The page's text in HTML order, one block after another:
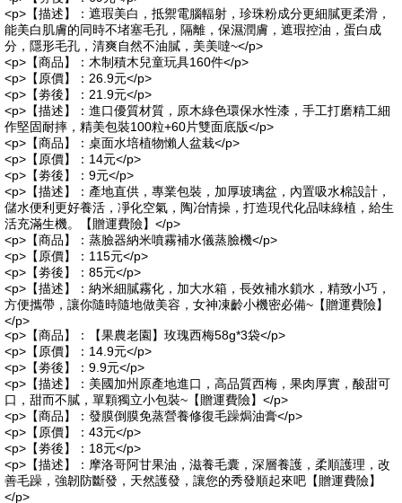
<p>【描述】：遮瑕美白，抵禦電腦輻射，珍珠粉成分更細膩更柔滑，
能美白肌膚的同時不堵塞毛孔，隔離，保濕潤膚，遮瑕控油，蛋白成
分，隱形毛孔，清爽自然不油膩，美美噠~</p>
<p>【商品】：木制積木兒童玩具160件</p>
<p>【原價】：26.9元</p>
<p>【劵後】：21.9元</p>
<p>【描述】：進口優質材質，原木綠色環保水性漆，手工打磨精工細
作堅固耐摔，精美包裝100粒+60片雙面底版</p>
<p>【商品】：桌面水培植物懶人盆栽</p>
<p>【原價】：14元</p>
<p>【劵後】：9元</p>
<p>【描述】：產地直供，專業包裝，加厚玻璃盆，內置吸水棉設計，
儲水便利更好養活，凈化空氣，陶冶情操，打造現代化品味綠植，給生
活充滿生機。【贈運費險】</p>
<p>【商品】：蒸臉器納米噴霧補水儀蒸臉機</p>
<p>【原價】：115元</p>
<p>【劵後】：85元</p>
<p>【描述】：納米細膩霧化，加大水箱，長效補水鎖水，精致小巧，
方便攜帶，讓你隨時隨地做美容，女神凍齡小機密必備~【贈運費險】
</p>
<p>【商品】：【果農老園】玫瑰西梅58g*3袋</p>
<p>【原價】：14.9元</p>
<p>【劵後】：9.9元</p>
<p>【描述】：美國加州原產地進口，高品質西梅，果肉厚實，酸甜可
口，甜而不膩，單顆獨立小包裝~【贈運費險】</p>
<p>【商品】：發膜倒膜免蒸營養修復毛躁焗油膏</p>
<p>【原價】：43元</p>
<p>【劵後】：18元</p>
<p>【描述】：摩洛哥阿甘果油，滋養毛囊，深層養護，柔順護理，改
善毛躁，強韌防斷發，天然護發，讓您的秀發順起來吧【贈運費險】
</p>